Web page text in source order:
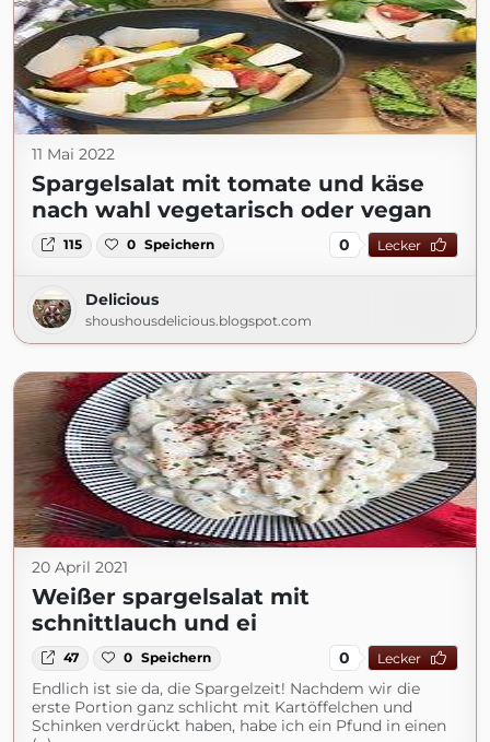
11 Mai 2022
Spargelsalat mit tomate und käse
nach wahl vegetarisch oder vegan
115 0 Speichern 0 Lecker
Delicious
shoushousdelicious.blogspot.com
20 April 2021
Weißer spargelsalat mit
schnittlauch und ei
47 0 Speichern 0 Lecker
Endlich ist sie da, die Spargelzeit! Nachdem wir die
erste Portion ganz schlicht mit Kartöffelchen und
Schinken verdrückt haben, habe ich ein Pfund in einen